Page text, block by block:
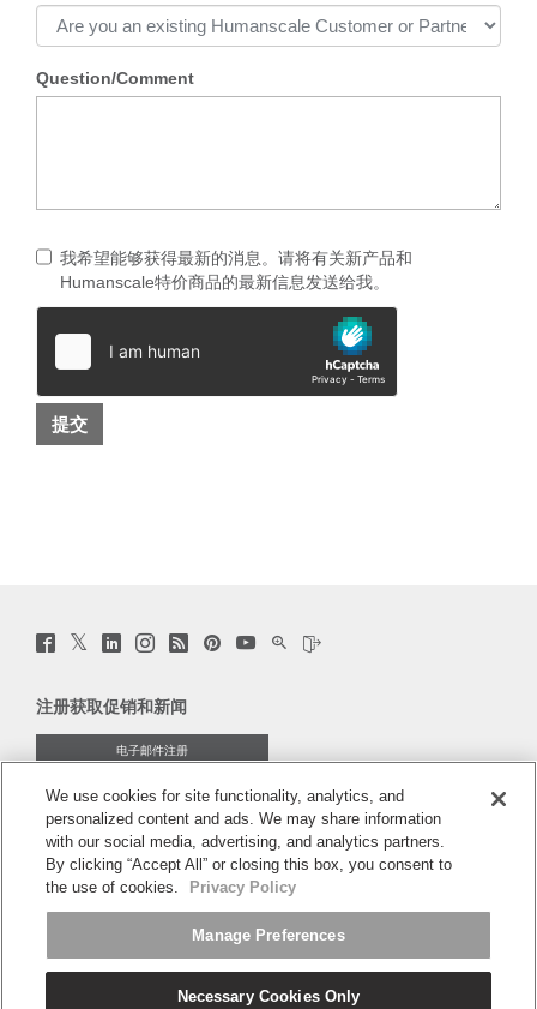
Question/Comment
我希望能够获得最新的消息。请将有关新产品和
Humanscale特价商品的最新信息发送给我。
Facebook
(opens
Twitter
(opens
LinkedIn
(opens
Instagram
(opens
Humanscale
Blog
PinterstYouTubeWeChat
(opens
注册获取促销和新闻
电子邮件注册
关于
人体工程学
资料库
We use cookies for site functionality, analytics, and
personalized content and ads. We may share information
with our social media, advertising, and analytics partners.
By clicking “Accept All” or closing this box, you consent to
the use of cookies.
Privacy Policy
Manage Preferences
Necessary Cookies Only